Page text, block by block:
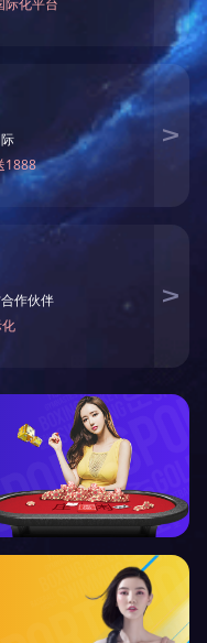
工作报告》要点